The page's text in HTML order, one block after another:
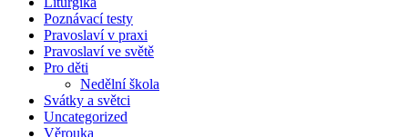
Poznávací testy
Pravoslaví v praxi
Pravoslaví ve světě
Pro děti
Nedělní škola
Svátky a světci
Uncategorized
Věrouka